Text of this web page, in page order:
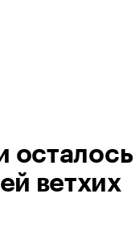
осталось
ветхих